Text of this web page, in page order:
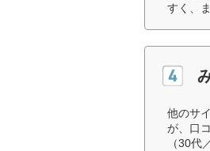
すく、
他のサ
が、口
（30代